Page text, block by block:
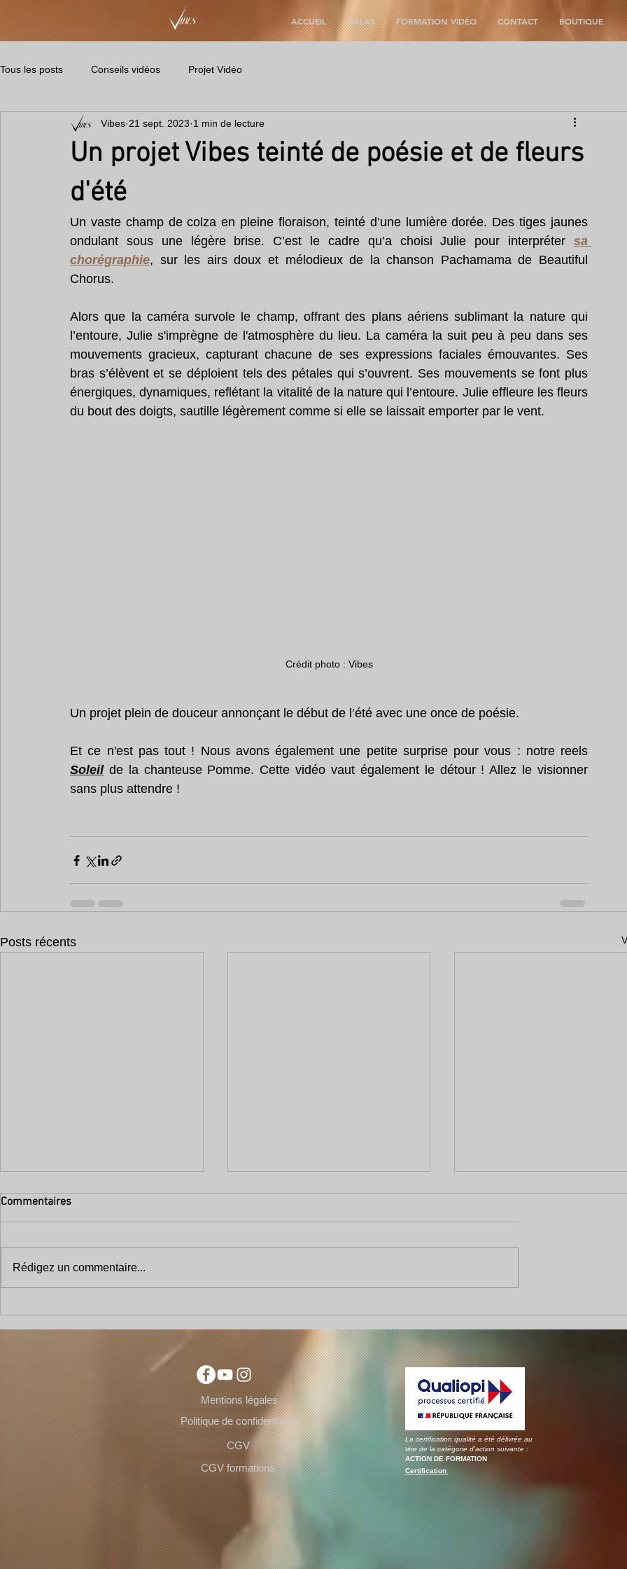
ACCUEIL GALAS FORMATION VIDÉO CONTACT BOUTIQUE
Tous les posts Conseils vidéos Projet Vidéo
Un projet Vibes teinté de poésie et de fleurs
d'été
Vibes 21 sept. 2023 1 min de lecture
Un vaste champ de colza en pleine floraison, teinté d’une lumière dorée. Des tiges jaunes
ondulant sous une légère brise. C’est le cadre qu’a choisi Julie pour interpréter sa
chorégraphie, sur les airs doux et mélodieux de la chanson Pachamama de Beautiful
Chorus.
Alors que la caméra survole le champ, offrant des plans aériens sublimant la nature qui
l’entoure, Julie s'imprègne de l'atmosphère du lieu. La caméra la suit peu à peu dans ses
mouvements gracieux, capturant chacune de ses expressions faciales émouvantes. Ses
bras s’élèvent et se déploient tels des pétales qui s’ouvrent. Ses mouvements se font plus
énergiques, dynamiques, reflétant la vitalité de la nature qui l’entoure. Julie effleure les fleurs
du bout des doigts, sautille légèrement comme si elle se laissait emporter par le vent.
Crédit photo : Vibes
Un projet plein de douceur annonçant le début de l’été avec une once de poésie.
Soleil de la chanteuse Pomme. Cette vidéo vaut également le détour ! Allez le visionner
sans plus attendre !
Posts récents
Commentaires
Rédigez un commentaire...
Mentions légales
Politique de confidentialité
CGV formations
CGV
La certification qualité a été délivrée au
titre de la catégorie d'action suivante :
ACTION DE FORMATION
Certification